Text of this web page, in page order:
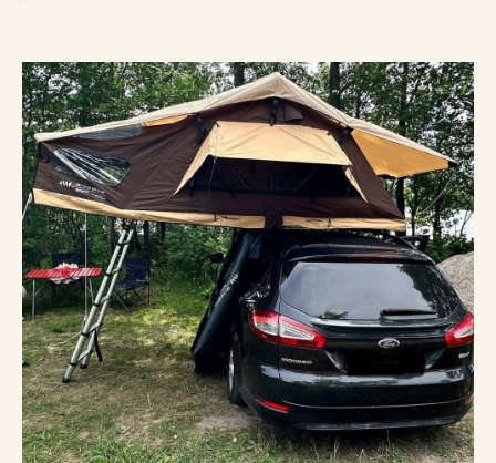
kan du boka ditt tält direkt men också se en film som
visar på hur smidigt det är för dig att sätta upp tältet
när du är framme på den plats där du ska campa.